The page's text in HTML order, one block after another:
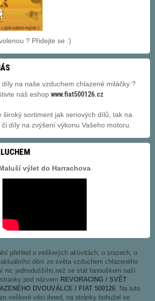
? Přidejte se :)
na naše vzduchem chlazené miláčky ?
náš eshop www.fiat500126.cz
široký sortiment jak seriových dílů, tak na
díly na zvýšení výkonu Vašeho motoru.
výlet do Harrachova
přehled o veškerých aktivitách, o srazech, o
dění ze světa vzduchem chlazeného
nic jednoduššího,než se stát fanouškem naší
pod názvem REVORACING / SVĚT
DVOUVÁLCE / FIAT 500126. Na tuto
veškeré věci ihned, na stránky bohužel se